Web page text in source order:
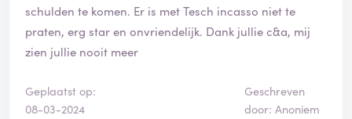
schulden te komen. Er is met Tesch incasso niet te
praten, erg star en onvriendelijk. Dank jullie c&a, mij
zien jullie nooit meer
Geplaatst op:
08-03-2024
Geschreven
door: Anoniem